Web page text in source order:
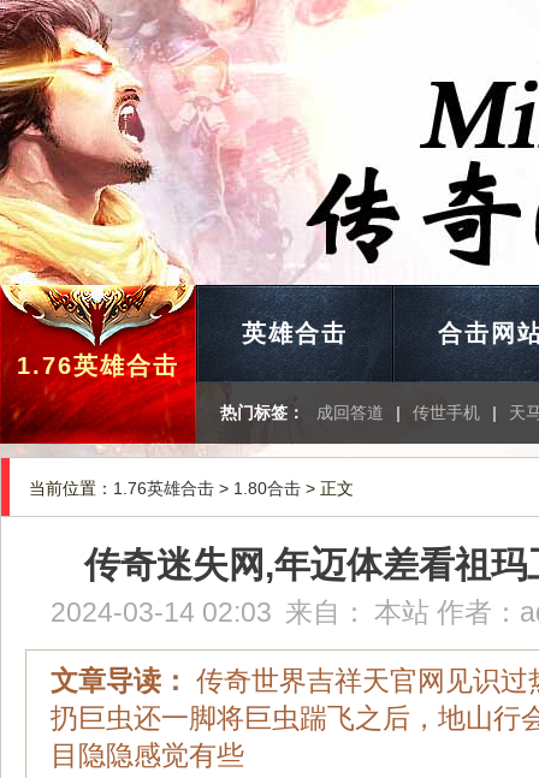
1.76英雄合击
英雄合击 合击网
热门标签： 成回答道 | 传世手机 | 天
当前位置： 1.76英雄合击 > 1.80合击 > 正文
传奇迷失网,年迈体差看祖玛
2024-03-14 02:03 来自： 本站 作者：
文章导读： 传奇世界吉祥天官网见识过
扔巨虫还一脚将巨虫踹飞之后，地山行
目隐隐感觉有些